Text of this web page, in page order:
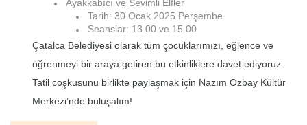
Ayakkabıcı ve Sevimli Elfler
Tarih: 30 Ocak 2025 Perşembe
Seanslar: 13.00 ve 15.00
Çatalca Belediyesi olarak tüm çocuklarımızı, eğlence ve
öğrenmeyi bir araya getiren bu etkinliklere davet ediyoruz.
Tatil coşkusunu birlikte paylaşmak için Nazım Özbay Kültür
Merkezi’nde buluşalım!